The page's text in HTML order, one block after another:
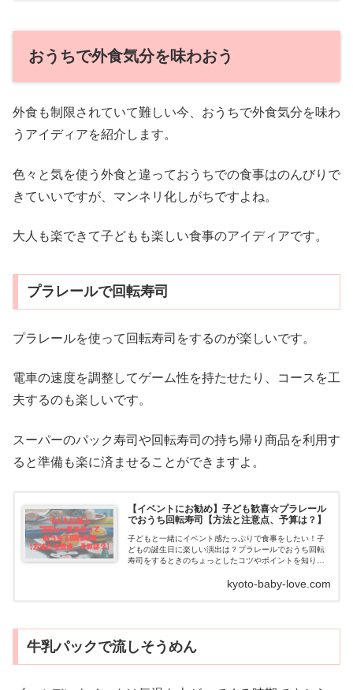
おうちで外食気分を味わおう
外食も制限されていて難しい今、おうちで外食気分を味わ
うアイディアを紹介します。
色々と気を使う外食と違っておうちでの食事はのんびりで
きていいですが、マンネリ化しがちですよね。
大人も楽できて子どもも楽しい食事のアイディアです。
プラレールで回転寿司
プラレールを使って回転寿司をするのが楽しいです。
電車の速度を調整してゲーム性を持たせたり、コースを工
夫するのも楽しいです。
スーパーのパック寿司や回転寿司の持ち帰り商品を利用す
ると準備も楽に済ませることができますよ。
【イベントにお勧め】子ども歓喜☆プラレール
でおうち回転寿司【方法と注意点、予算は？】
子どもと一緒にイベント感たっぷりで食事をしたい！子
どもの誕生日に楽しい演出は？プラレールでおうち回転
寿司をするときのちょっとしたコツやポイントを知りた
kyoto-baby-love.com
牛乳パックで流しそうめん